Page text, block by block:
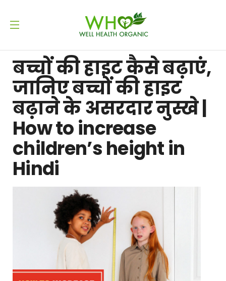
बच्चों की हाइट कैसे बढ़ाएं,
जानिए बच्चों की हाइट
बढ़ाने के असरदार नुस्खे |
How to increase
children’s height in
Hindi